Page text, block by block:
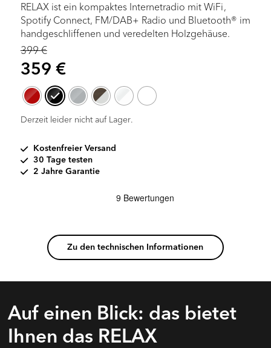
RELAX ist ein kompaktes Internetradio mit WiFi,
Spotify Connect, FM/DAB+ Radio und Bluetooth® im
handgeschliffenen und veredelten Holzgehäuse.
399€
Ursprünglicher
Preis
war:
399 €
359 €Aktueller
Preis
ist:
359 €.
Derzeit leider nicht auf Lager.
Kostenfreier Versand
30 Tage testen
2 Jahre Garantie
Zu den technischen Informationen
Auf einen Blick: das bietet
Ihnen das RELAX